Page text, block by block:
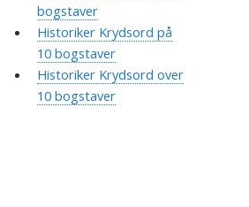
bogstaver
Historiker Krydsord på
10 bogstaver
Historiker Krydsord over
10 bogstaver